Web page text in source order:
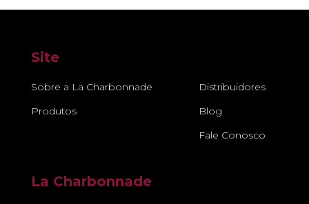
Site
Sobre a La Charbonnade
Produtos
Distribuidores
Blog
Fale Conosco
La Charbonnade